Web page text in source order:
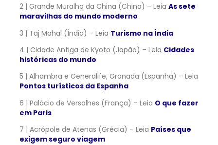
2 | Grande Muralha da China (China) – Leia As sete
maravilhas do mundo moderno
3 | Taj Mahal (Índia) – Leia Turismo na Índia
4 | Cidade Antiga de Kyoto (Japão) – Leia Cidades
históricas do mundo
5 | Alhambra e Generalife, Granada (Espanha) – Leia
Pontos turísticos da Espanha
6 | Palácio de Versalhes (França) – Leia O que fazer
em Paris
7 | Acrópole de Atenas (Grécia) – Leia Países que
exigem seguro viagem